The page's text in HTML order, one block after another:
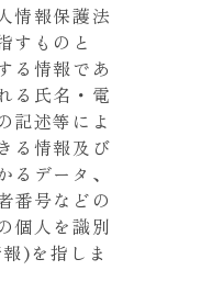
情報保護法
すものと
る情報であ
る氏名・電
記述等によ
る情報及び
データ、
番号などの
個人を識別
)を指しま